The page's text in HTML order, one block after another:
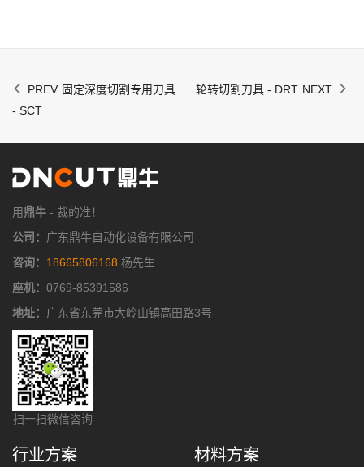
固定深度切割专用刀具
- SCT
轮转切割刀具 - DRT
用鼎牛 - 裁的准！
公司： 广东鼎牛自动化设备有限公司
咨询： 18665806168 杨先生
座机： 0769-85391586
地址： 广东省东莞市大岭山镇高田路3号
扫一扫微信咨询
行业方案 材料方案